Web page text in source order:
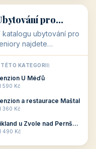
33 objektů
pro
katalogu ubytování pro
najdete
a hotely, které
přizpůsobeny pro
klientů vyššího
Některé z nich
KATEGORII:
U Méďů
590 Kč
a restaurace Maštal
360 Kč
Šikland u Zvole nad Pernštejnem
490 Kč
🚴